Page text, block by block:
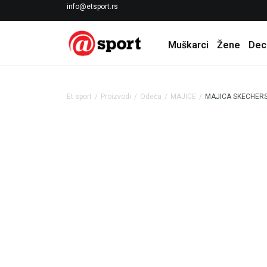
info@etsport.rs
LICENCIRANI CLEARANCE PARTNER ADIDAS
Muškarci Žene
Et sport Proizvodi Odeća MAJICE MAJICA